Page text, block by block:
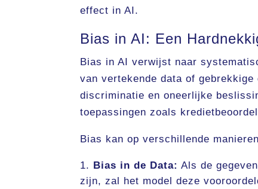
effect in AI.
Bias in AI: Een
Bias in AI verwijst naar
van vertekende data of
discriminatie en oneerlijke
toepassingen zoals
Bias kan op verschillende
Bias in de Data: Als de
zijn, zal het model deze